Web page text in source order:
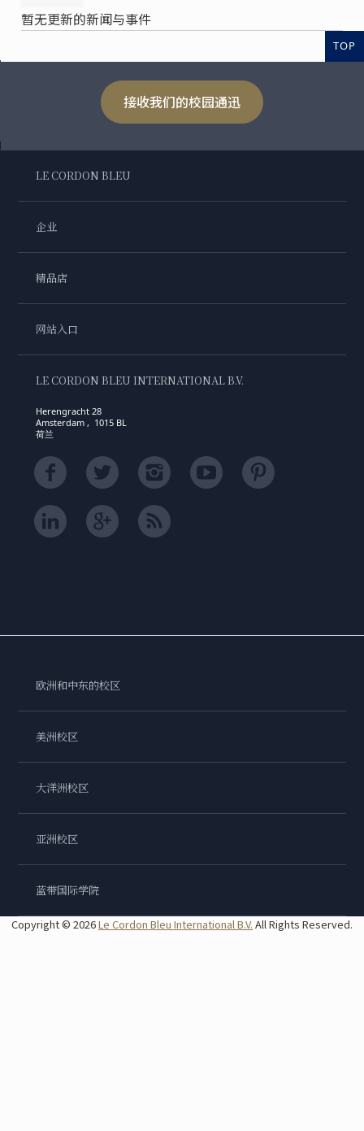
暂无更新的新闻与事件
TOP
接收我们的校园通迅
LE CORDON BLEU
企业
精品店
网站入口
LE CORDON BLEU INTERNATIONAL B.V.
Herengracht 28
Amsterdam , 1015 BL
荷兰
欧洲和中东的校区
美洲校区
大洋洲校区
亚洲校区
蓝带国际学院
Copyright © 2026Le Cordon Bleu International B.V. All Rights Reserved.